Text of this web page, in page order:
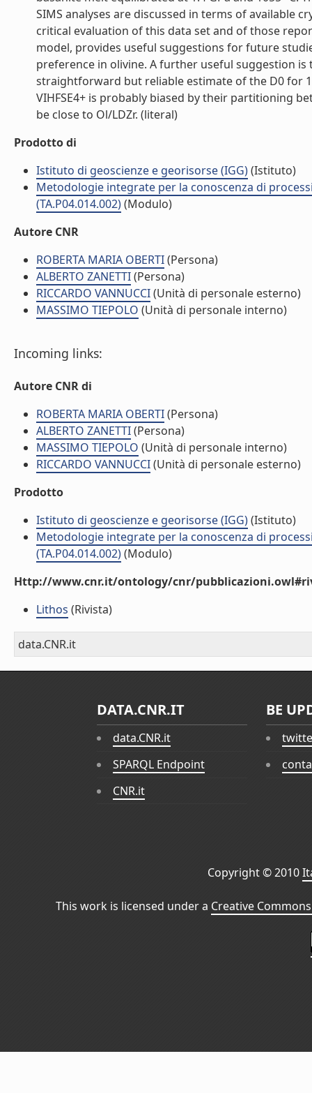
SIMS analyses are discussed in terms of available
critical evaluation of this data set and of those
model, provides useful suggestions for future
preference in olivine. A further useful suggestion is
straightforward but reliable estimate of the D0 for
VIHFSE4+ is probably biased by their partitioning
be close to Ol/LDZr. (literal)
Prodotto di
Istituto di geoscienze e georisorse (IGG)(Istituto)
Metodologie integrate per la conoscenza di
(TA.P04.014.002)(Modulo)
Autore CNR
ROBERTA MARIA OBERTI(Persona)
ALBERTO ZANETTI(Persona)
RICCARDO VANNUCCI(Unità di personale esterno)
MASSIMO TIEPOLO (Unità di personale interno)
Incoming links:
Autore CNR di
ROBERTA MARIA OBERTI(Persona)
ALBERTO ZANETTI(Persona)
MASSIMO TIEPOLO (Unità di personale interno)
RICCARDO VANNUCCI(Unità di personale esterno)
Prodotto
Istituto di geoscienze e georisorse (IGG)(Istituto)
Metodologie integrate per la conoscenza di
(TA.P04.014.002)(Modulo)
Http://www.cnr.it/ontology/cnr/
Lithos (Rivista)
data.CNR.it
DATA.CNR.IT
data.CNR.it
SPARQL Endpoint
CNR.it
BE
Copyright © 2010
This work is licensed under a Creative